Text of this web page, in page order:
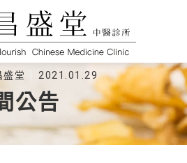
盛堂 2021.01.29
公告